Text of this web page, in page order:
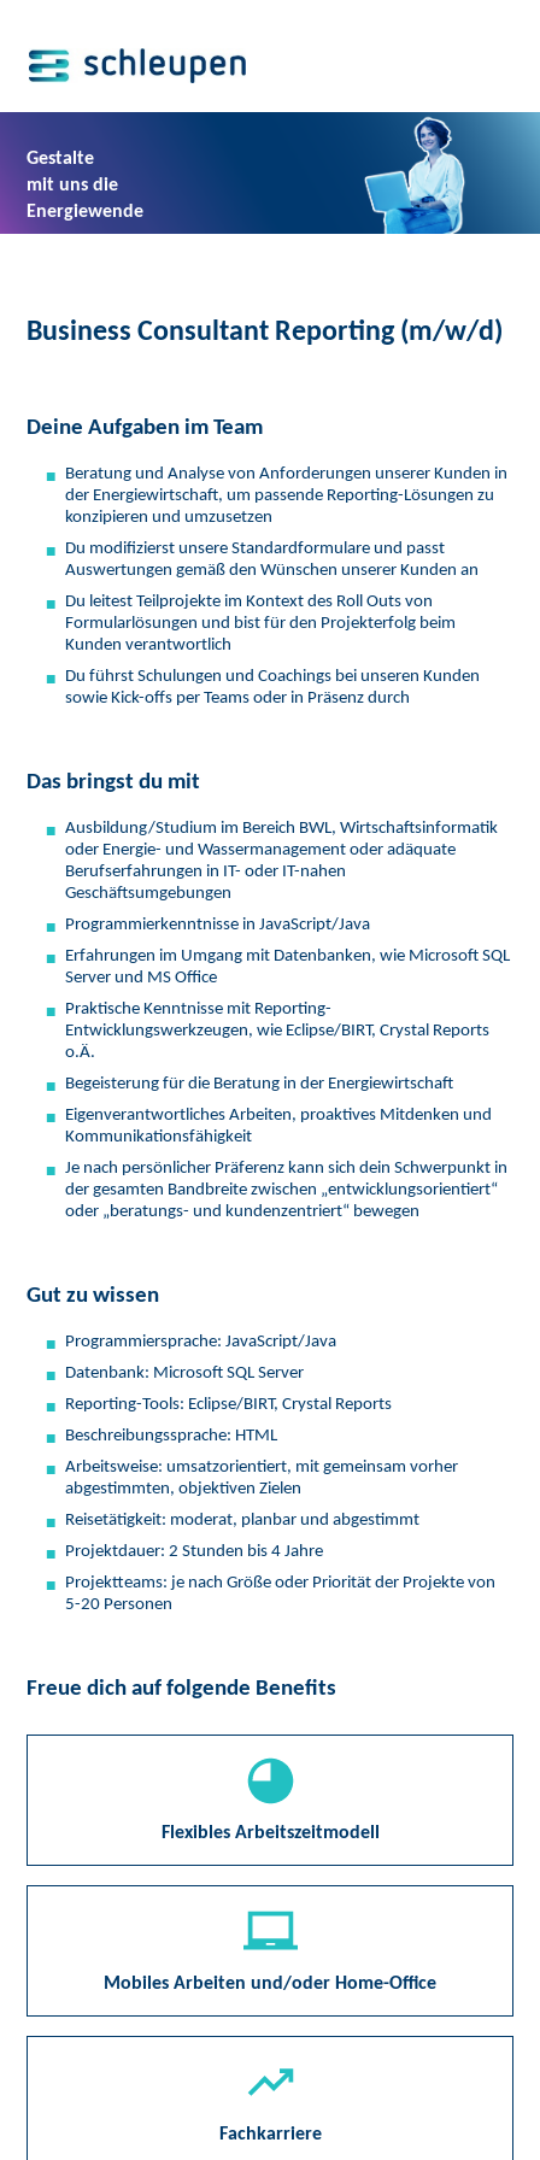
Gestalte
mit uns die
Energiewende
Business Consultant Reporting (m/w/d)
Deine Aufgaben im Team
Beratung und Analyse von Anforderungen unserer Kunden in
der Energiewirtschaft, um passende Reporting-Lösungen zu
konzipieren und umzusetzen
Du modifizierst unsere Standardformulare und passt
Auswertungen gemäß den Wünschen unserer Kunden an
Du leitest Teilprojekte im Kontext des Roll Outs von
Formularlösungen und bist für den Projekterfolg beim
Kunden verantwortlich
Du führst Schulungen und Coachings bei unseren Kunden
sowie Kick-offs per Teams oder in Präsenz durch
Das bringst du mit
Ausbildung/Studium im Bereich BWL, Wirtschaftsinformatik
oder Energie- und Wassermanagement oder adäquate
Berufserfahrungen in IT- oder IT-nahen
Geschäftsumgebungen
Programmierkenntnisse in JavaScript/Java
Erfahrungen im Umgang mit Datenbanken, wie Microsoft SQL
Server und MS Office
Praktische Kenntnisse mit Reporting-
Entwicklungswerkzeugen, wie Eclipse/BIRT, Crystal Reports
o.Ä.
Begeisterung für die Beratung in der Energiewirtschaft
Eigenverantwortliches Arbeiten, proaktives Mitdenken und
Kommunikationsfähigkeit
Je nach persönlicher Präferenz kann sich dein Schwerpunkt in
der gesamten Bandbreite zwischen „entwicklungsorientiert“
oder „beratungs- und kundenzentriert“ bewegen
Gut zu wissen
Programmiersprache: JavaScript/Java
Datenbank: Microsoft SQL Server
Reporting-Tools: Eclipse/BIRT, Crystal Reports
Beschreibungssprache: HTML
Arbeitsweise: umsatzorientiert, mit gemeinsam vorher
abgestimmten, objektiven Zielen
Reisetätigkeit: moderat, planbar und abgestimmt
Projektdauer: 2 Stunden bis 4 Jahre
Projektteams: je nach Größe oder Priorität der Projekte von
5-20 Personen
Freue dich auf folgende Benefits
Flexibles Arbeitszeitmodell
Mobiles Arbeiten und/oder Home-Office
Fachkarriere